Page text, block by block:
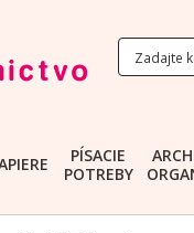
PÍSACIE
POTREBY